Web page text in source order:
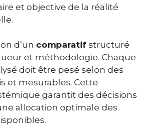
et objective de la réalité
d’un comparatif structuré
et méthodologie. Chaque
doit être pesé selon des
et mesurables. Cette
garantit des décisions
allocation optimale des